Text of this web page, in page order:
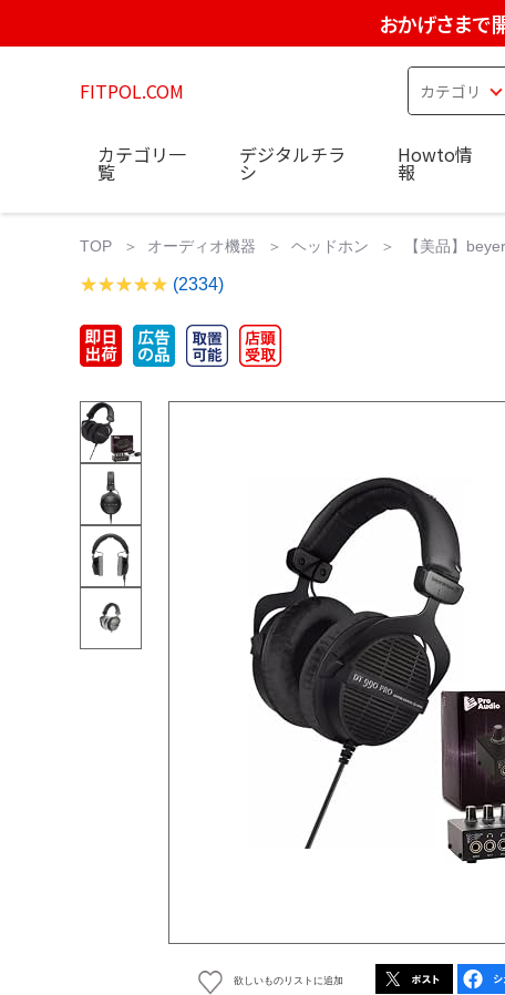
おかげさまで
FITPOL.COM
カテゴリ一
覧
デジタルチラ
シ
Howto情
報
TOP オーディオ機器 ヘッドホン 【美品】
(2334)
欲しいものリストに追加